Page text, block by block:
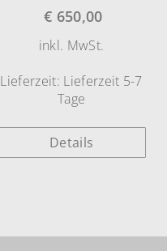
€ 650,00
inkl. MwSt.
Lieferzeit: Lieferzeit 5-7
Tage
Details